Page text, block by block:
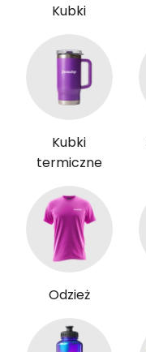
Kubki
Kubki
termiczne
Odzież